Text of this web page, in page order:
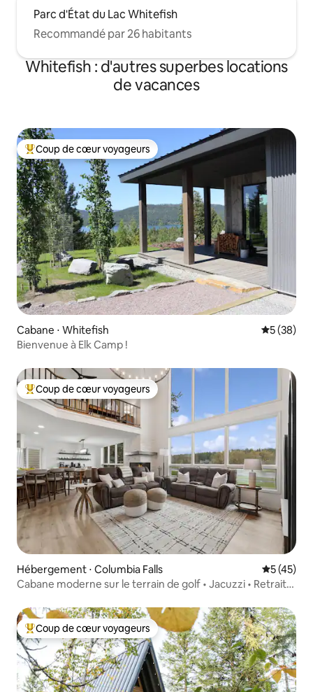
Parc d'État du Lac Whitefish
Recommandé par 26 habitants
Whitefish : d'autres superbes locations
de vacances
Coups de cœur voyageurs les plus appréciés
Coup de cœur voyageurs
Cabane ⋅ Whitefish
5 (38)
Bienvenue à Elk Camp !
Coups de cœur voyageurs les plus appréciés
Coup de cœur voyageurs
Hébergement ⋅ Columbia Falls
5 (45)
Cabane moderne sur le terrain de golf • Jacuzzi • Retraite
Coups de cœur voyageurs les plus appréciés
Coup de cœur voyageurs